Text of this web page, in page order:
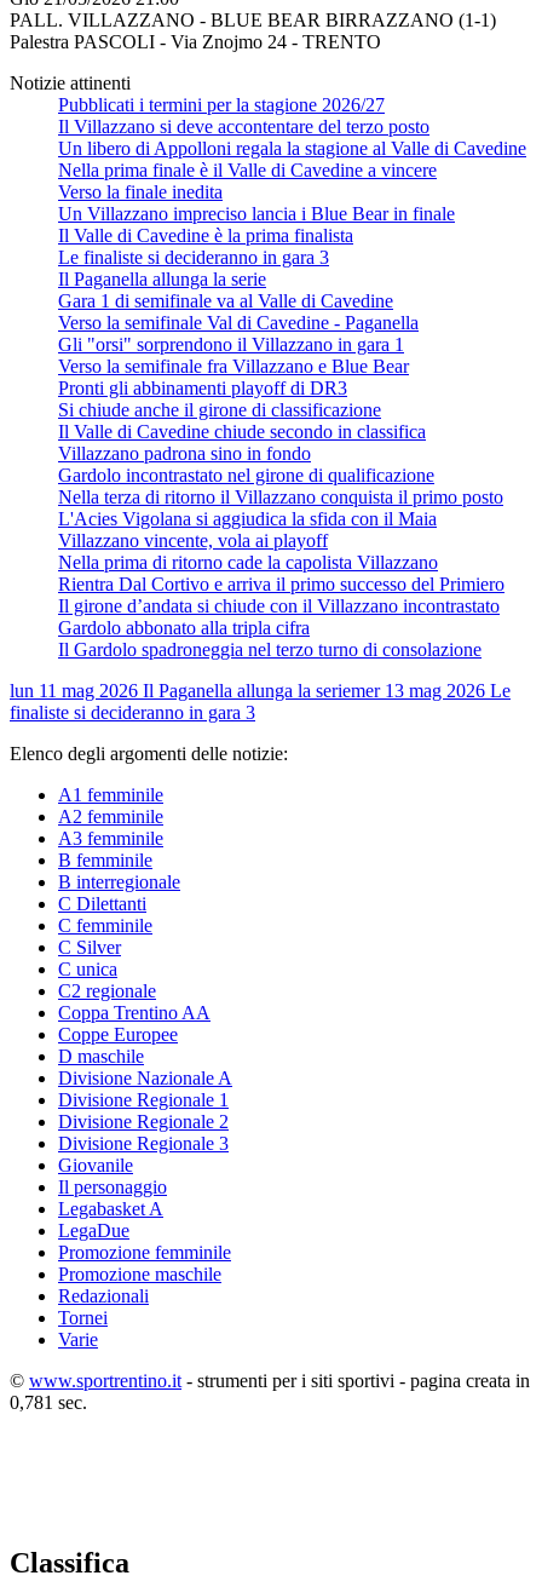
PALL. VILLAZZANO - BLUE BEAR BIRRAZZANO (1-1)
Palestra PASCOLI - Via Znojmo 24 - TRENTO
Notizie attinenti
Pubblicati i termini per la stagione 2026/27
Il Villazzano si deve accontentare del terzo posto
Un libero di Appolloni regala la stagione al Valle di Cavedine
Nella prima finale è il Valle di Cavedine a vincere
Verso la finale inedita
Un Villazzano impreciso lancia i Blue Bear in finale
Il Valle di Cavedine è la prima finalista
Le finaliste si decideranno in gara 3
Il Paganella allunga la serie
Gara 1 di semifinale va al Valle di Cavedine
Verso la semifinale Val di Cavedine - Paganella
Gli "orsi" sorprendono il Villazzano in gara 1
Verso la semifinale fra Villazzano e Blue Bear
Pronti gli abbinamenti playoff di DR3
Si chiude anche il girone di classificazione
Il Valle di Cavedine chiude secondo in classifica
Villazzano padrona sino in fondo
Gardolo incontrastato nel girone di qualificazione
Nella terza di ritorno il Villazzano conquista il primo posto
L'Acies Vigolana si aggiudica la sfida con il Maia
Villazzano vincente, vola ai playoff
Nella prima di ritorno cade la capolista Villazzano
Rientra Dal Cortivo e arriva il primo successo del Primiero
Il girone d’andata si chiude con il Villazzano incontrastato
Gardolo abbonato alla tripla cifra
Il Gardolo spadroneggia nel terzo turno di consolazione
lun 11 mag 2026 Il Paganella allunga la seriemer 13 mag 2026 Le
finaliste si decideranno in gara 3
Elenco degli argomenti delle notizie:
A1 femminile
A2 femminile
A3 femminile
B femminile
B interregionale
C Dilettanti
C femminile
C Silver
C unica
C2 regionale
Coppa Trentino AA
Coppe Europee
D maschile
Divisione Nazionale A
Divisione Regionale 1
Divisione Regionale 2
Divisione Regionale 3
Giovanile
Il personaggio
Legabasket A
LegaDue
Promozione femminile
Promozione maschile
Redazionali
Tornei
Varie
© www.sportrentino.it - strumenti per i siti sportivi - pagina creata in
0,781 sec.
Classifica